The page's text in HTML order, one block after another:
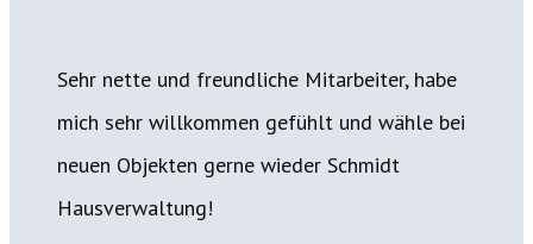
Sehr nette und freundliche Mitarbeiter, habe
mich sehr willkommen gefühlt und wähle bei
neuen Objekten gerne wieder Schmidt
Hausverwaltung!